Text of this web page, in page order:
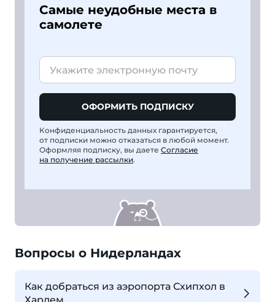
Самые неудобные места в
самолете
ОФОРМИТЬ ПОДПИСКУ
Конфиденциальность данных гарантируется,
от подписки можно отказаться в любой момент.
Оформляя подписку, вы даете Согласие
на получение рассылки.
Вопросы о Нидерландах
Как добраться из аэропорта Схипхол в